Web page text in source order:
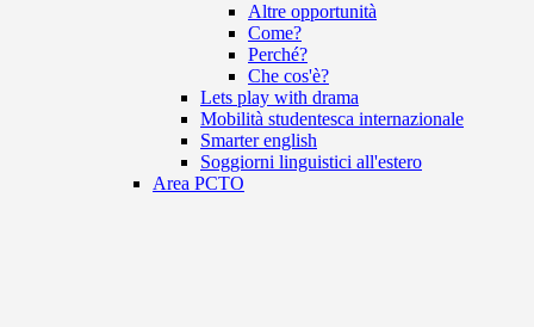
Altre opportunità
Come?
Perché?
Che cos'è?
Lets play with drama
Mobilità studentesca internazionale
Smarter english
Soggiorni linguistici all'estero
Area PCTO